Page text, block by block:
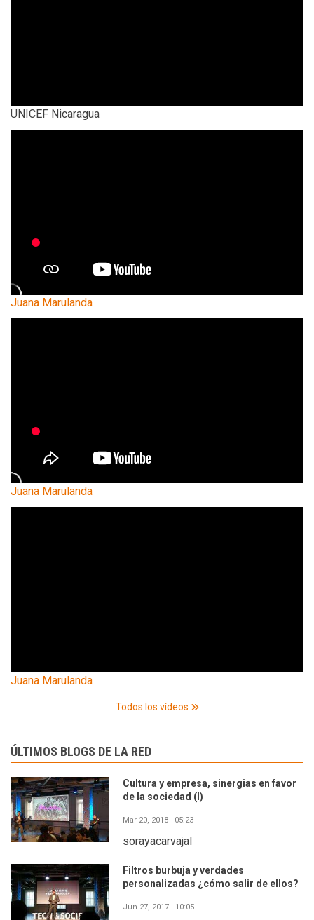
UNICEF Nicaragua
Juana Marulanda
Juana Marulanda
Juana Marulanda
Todos los vídeos
ÚLTIMOS BLOGS DE LA RED
Cultura y empresa, sinergias en favor
de la sociedad (I)
Mar 20, 2018 - 05:23
sorayacarvajal
Filtros burbuja y verdades
personalizadas ¿cómo salir de ellos?
Jun 27, 2017 - 10:05